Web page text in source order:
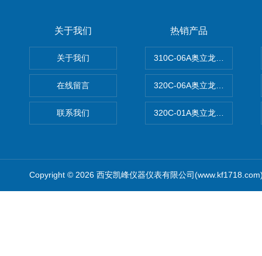
关于我们
关于我们
在线留言
联系我们
热销产品
310C-06A奥立龙实验室台式
320C-06A奥立龙实验室便携
320C-01A奥立龙实验室便携
Copyright © 2026 西安凯峰仪器仪表有限公司